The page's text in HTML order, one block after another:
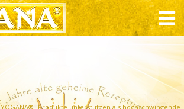
YOGANA®- Produkte unterstützen als hochschwingende